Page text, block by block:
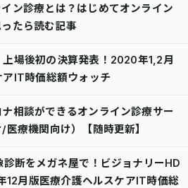
イン診療とは？はじめてオンライン
たら読む記事
上場後初の決算発表！2020年1,2月
IT時価総額ウォッチ
ナ相談ができるオンライン診療サー
療機関向け）【随時更新】
断をメガネ屋で！ビジョナリーHD
12月版医療介護ヘルスケアIT時価総